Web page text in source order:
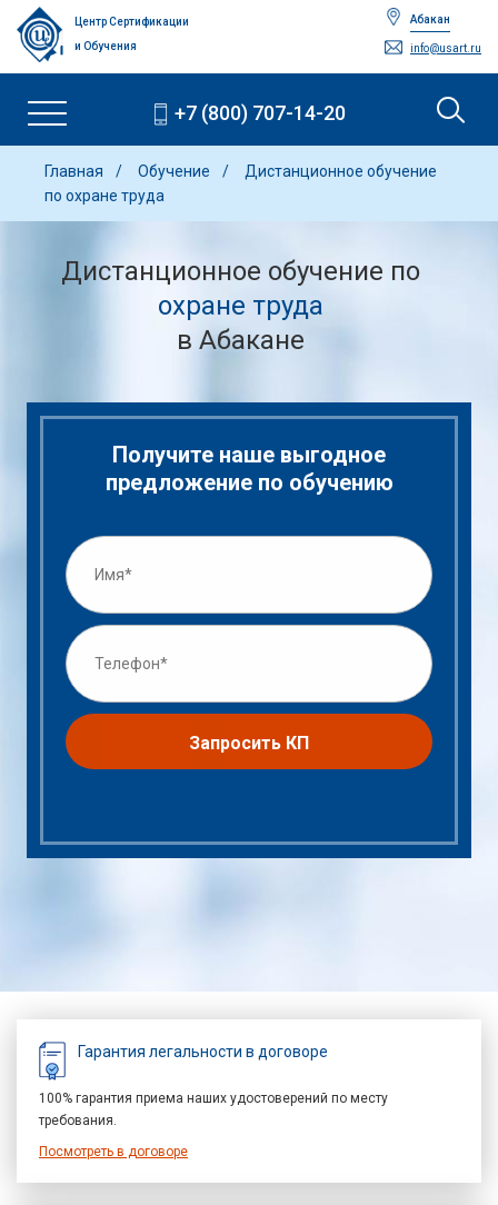
Центр Сертификации
и Обучения
Абакан
info@usart.ru
+7 (800) 707-14-20
Главная Обучение
Дистанционное обучение
по охране труда
Дистанционное обучение по
охране труда
в Абакане
Получите наше выгодное
предложение по обучению
Запросить КП
Гарантия легальности в договоре
100% гарантия приема наших удостоверений по месту
требования.
Посмотреть в договоре